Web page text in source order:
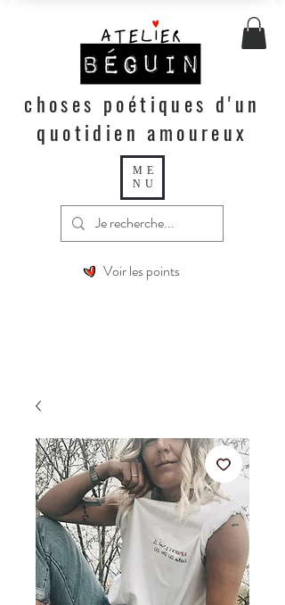
ME
NU
choses poétiques d'un
quotidien amoureux
Voir les points